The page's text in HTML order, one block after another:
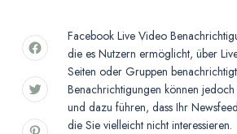
Facebook Live Video
die es Nutzern ermöglicht, über
Seiten oder Gruppen
Benachrichtigungen können
und dazu führen, dass Ihr
die Sie vielleicht nicht interessieren.